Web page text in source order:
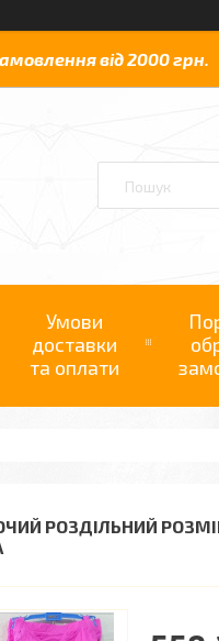
від 2000 грн.
Умови
доставки
та оплати
РОЗДІЛЬНИЙ